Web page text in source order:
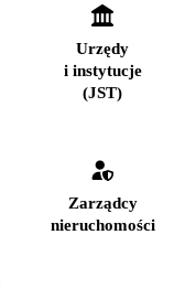
Urzędy
i instytucje
(JST)
Zarządcy
nieruchomości